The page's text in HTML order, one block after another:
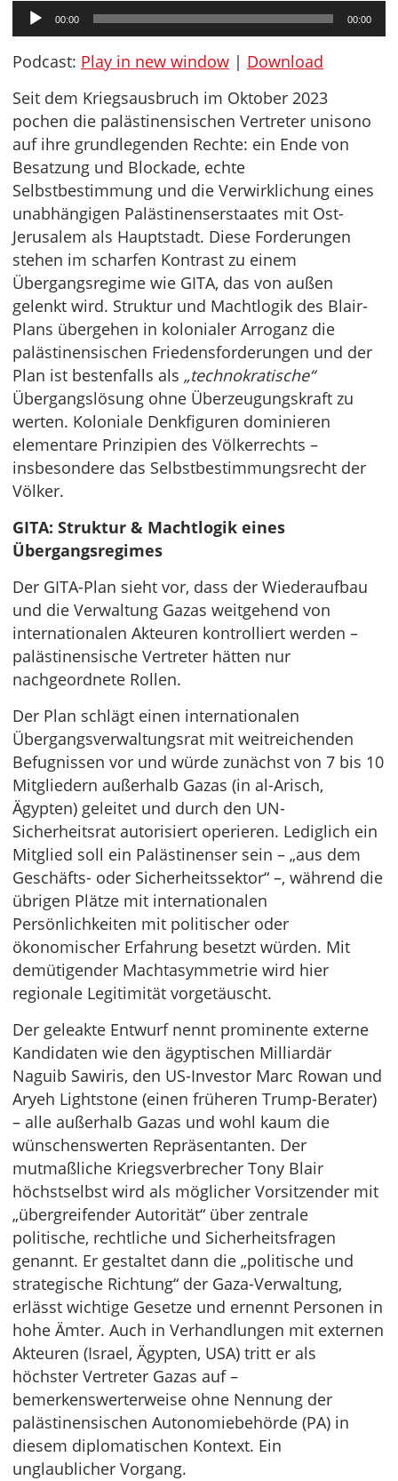
Audio-
Player
00:00 00:00
Podcast: Play in new window | Download
Seit dem Kriegsausbruch im Oktober 2023
pochen die palästinensischen Vertreter unisono
auf ihre grundlegenden Rechte: ein Ende von
Besatzung und Blockade, echte
Selbstbestimmung und die Verwirklichung eines
unabhängigen Palästinenserstaates mit Ost-
Jerusalem als Hauptstadt. Diese Forderungen
stehen im scharfen Kontrast zu einem
Übergangsregime wie GITA, das von außen
gelenkt wird. Struktur und Machtlogik des Blair-
Plans übergehen in kolonialer Arroganz die
palästinensischen Friedensforderungen und der
Plan ist bestenfalls als „technokratische“
Übergangslösung ohne Überzeugungskraft zu
werten. Koloniale Denkfiguren dominieren
elementare Prinzipien des Völkerrechts –
insbesondere das Selbstbestimmungsrecht der
Völker.
GITA: Struktur & Machtlogik eines
Übergangsregimes
Der GITA-Plan sieht vor, dass der Wiederaufbau
und die Verwaltung Gazas weitgehend von
internationalen Akteuren kontrolliert werden –
palästinensische Vertreter hätten nur
nachgeordnete Rollen.
Der Plan schlägt einen internationalen
Übergangsverwaltungsrat mit weitreichenden
Befugnissen vor und würde zunächst von 7 bis 10
Mitgliedern außerhalb Gazas (in al-Arisch,
Ägypten) geleitet und durch den UN-
Sicherheitsrat autorisiert operieren. Lediglich ein
Mitglied soll ein Palästinenser sein – „aus dem
Geschäfts- oder Sicherheitssektor“ –, während die
übrigen Plätze mit internationalen
Persönlichkeiten mit politischer oder
ökonomischer Erfahrung besetzt würden. Mit
demütigender Machtasymmetrie wird hier
regionale Legitimität vorgetäuscht.
Der geleakte Entwurf nennt prominente externe
Kandidaten wie den ägyptischen Milliardär
Naguib Sawiris, den US-Investor Marc Rowan und
Aryeh Lightstone (einen früheren Trump-Berater)
– alle außerhalb Gazas und wohl kaum die
wünschenswerten Repräsentanten. Der
mutmaßliche Kriegsverbrecher Tony Blair
höchstselbst wird als möglicher Vorsitzender mit
„übergreifender Autorität“ über zentrale
politische, rechtliche und Sicherheitsfragen
genannt. Er gestaltet dann die „politische und
strategische Richtung“ der Gaza-Verwaltung,
erlässt wichtige Gesetze und ernennt Personen in
hohe Ämter. Auch in Verhandlungen mit externen
Akteuren (Israel, Ägypten, USA) tritt er als
höchster Vertreter Gazas auf –
bemerkenswerterweise ohne Nennung der
palästinensischen Autonomiebehörde (PA) in
diesem diplomatischen Kontext. Ein
unglaublicher Vorgang.